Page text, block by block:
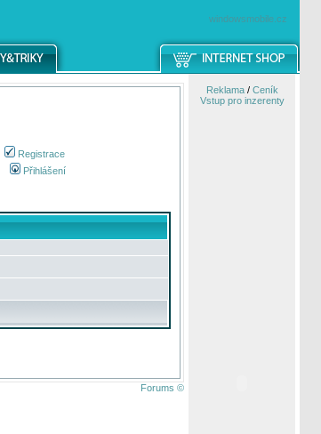
windowsmobile.cz
Registrace
Přihlášení
Forums ©
Reklama/ Ceník
Vstup pro inzerenty